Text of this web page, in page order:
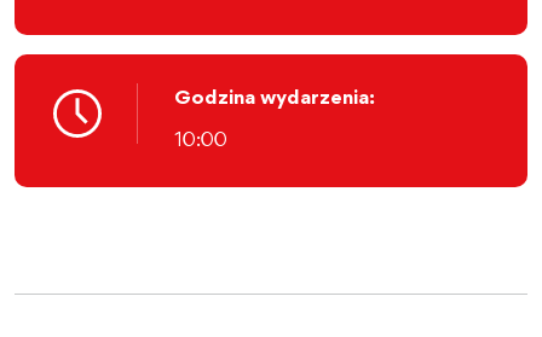
Godzina wydarzenia:
10:00